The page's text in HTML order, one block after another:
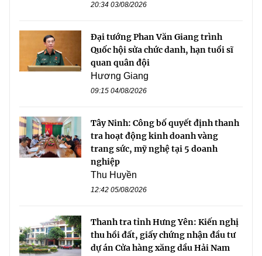
20:34 03/08/2026
Đại tướng Phan Văn Giang trình
Quốc hội sửa chức danh, hạn tuổi sĩ
quan quân đội
Hương Giang
09:15 04/08/2026
Tây Ninh: Công bố quyết định thanh
tra hoạt động kinh doanh vàng
trang sức, mỹ nghệ tại 5 doanh
nghiệp
Thu Huyền
12:42 05/08/2026
Thanh tra tỉnh Hưng Yên: Kiến nghị
thu hồi đất, giấy chứng nhận đầu tư
dự án Cửa hàng xăng dầu Hải Nam